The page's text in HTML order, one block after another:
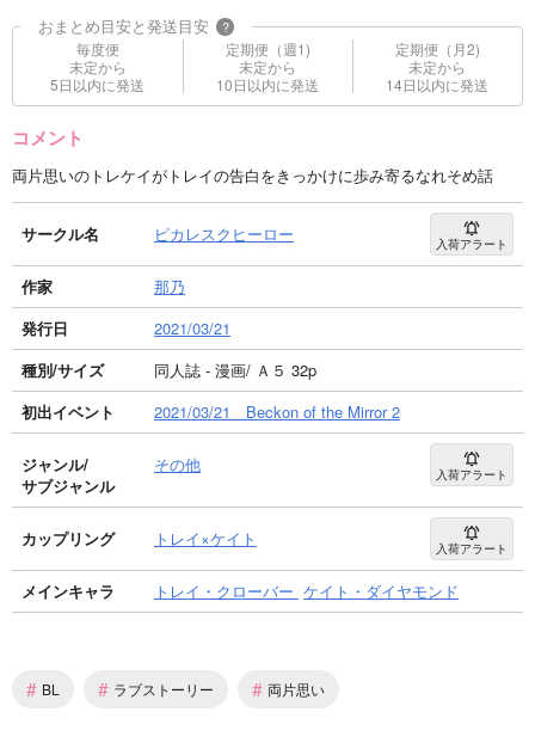
おまとめ目安と発送目安 ?
毎度便
未定から
5日以内に発送
定期便（週1)
未定から
10日以内に発送
定期便（月2)
未定から
14日以内に発送
コメント
両片思いのトレケイがトレイの告白をきっかけに歩み寄るなれそめ話
サークル名 ピカレスクヒーロー 入荷アラート
作家
那乃
発行日
2021/03/21
種別/サイズ
同人誌 - 漫画/ Ａ５ 32p
初出イベント
2021/03/21 Beckon of the Mirror 2
ジャンル/
サブジャンル
その他 入荷アラート
カップリング トレイ×ケイト 入荷アラート
メインキャラ トレイ・クローバー ケイト・ダイヤモンド
# BL # ラブストーリー # 両片思い